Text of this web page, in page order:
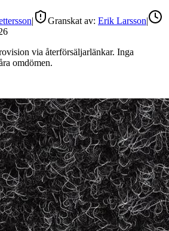
| Granskat av: Erik Larsson|
via återförsäljarlänkar. Inga
omdömen.